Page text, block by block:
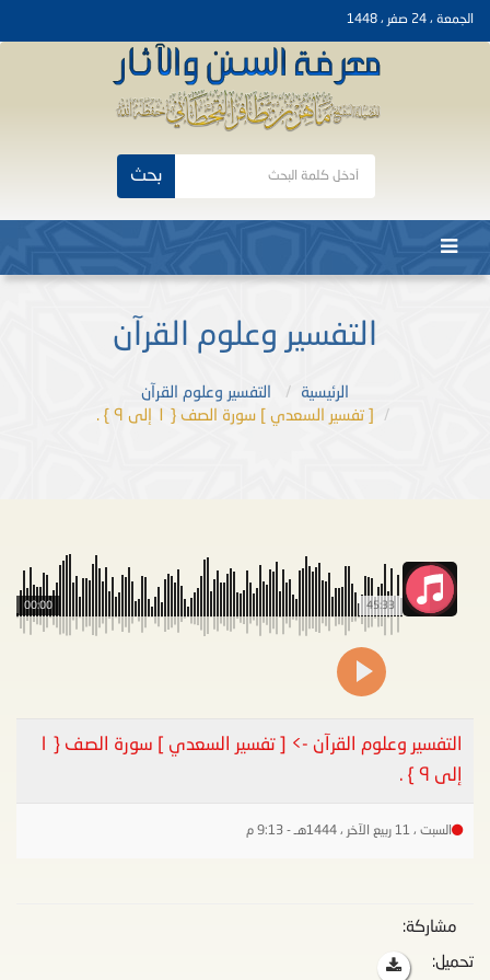
الجمعة ، 24 صفر ، 1448
بحث
التفسير وعلوم القرآن
الرئيسية
التفسير وعلوم القرآن
[ تفسير السعدي ] سورة الصف { ١ إلى ٩ } .
45:33
00:00
إلى ٩ } .
السبت ، 11 ربيع الآخر ، 1444هـ - 9:13 م
مشاركة:
تحميل: